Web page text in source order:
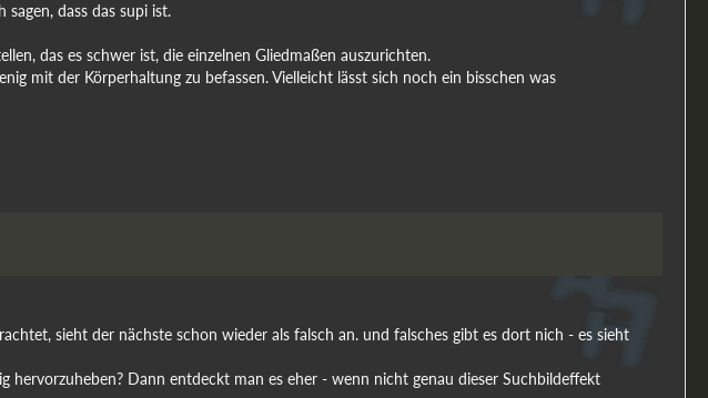
dass das supi ist.
das es schwer ist, die einzelnen Gliedmaßen auszurichten.
mit der Körperhaltung zu befassen. Vielleicht lässt sich noch ein bisschen was
sieht der nächste schon wieder als falsch an. und falsches gibt es dort nich - es sieht
hervorzuheben? Dann entdeckt man es eher - wenn nicht genau dieser Suchbildeffekt